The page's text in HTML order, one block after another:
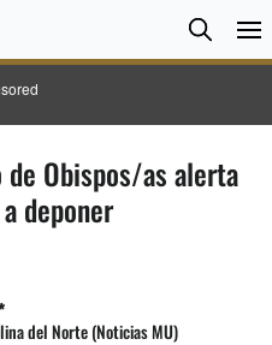
Search
Obispos/as alerta
deponer
del Norte (Noticias MU)